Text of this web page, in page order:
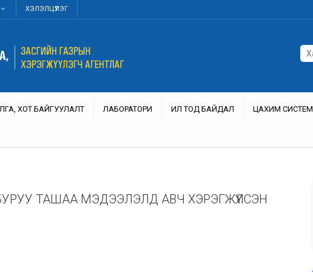
ХЭЛЭЛЦҮҮЛЭГ
ХОТ БАЙГУУЛАЛТ ЛАБОРАТОРИ ИЛ ТОД БАЙДАЛ ЦАХИМ СИСТЕМ
ТАШАА МЭДЭЭЛЭЛД АВЧ ХЭРЭГЖҮҮЛСЭН